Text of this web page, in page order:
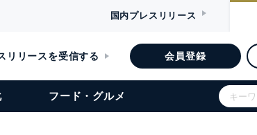
国内プレスリリース
リリースを受信する 会員登録
フード・グルメ